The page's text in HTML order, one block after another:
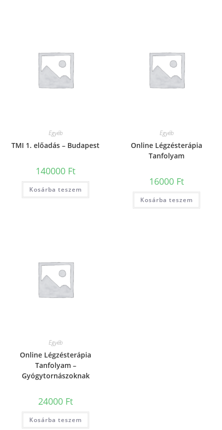
Egyéb
TMI 1. előadás – Budapest
140000 Ft
Kosárba teszem
Egyéb
Online Légzésterápia
Tanfolyam
16000 Ft
Kosárba teszem
Egyéb
Online Légzésterápia
Tanfolyam –
Gyógytornászoknak
24000 Ft
Kosárba teszem